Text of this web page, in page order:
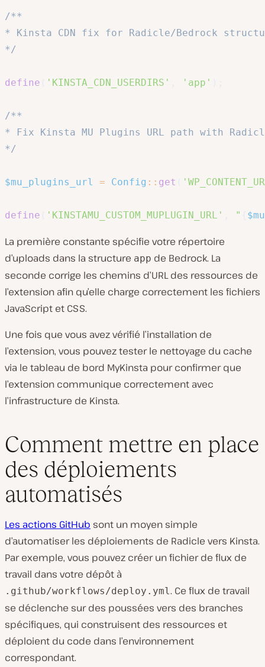
/**
* Kinsta CDN fix for Radicle/Bedrock
*/
define 'KINSTA_CDN_USERDIRS' 'app'
/**
* Fix Kinsta MU Plugins URL path with
*/
$mu_plugins_url = Config :: get
define 'KINSTAMU_CUSTOM_MUPLUGIN_URL' "
La première constante spécifie votre répertoire
d’uploads dans la structure app de Bedrock. La
seconde corrige les chemins d’URL des ressources de
l’extension afin qu’elle charge correctement les fichiers
JavaScript et CSS.
Une fois que vous avez vérifié l’installation de
l’extension, vous pouvez tester le nettoyage du cache
via le tableau de bord MyKinsta pour confirmer que
l’extension communique correctement avec
l’infrastructure de Kinsta.
Comment mettre en place
des déploiements
automatisés
Les actions GitHub sont un moyen simple
d’automatiser les déploiements de Radicle vers Kinsta.
Par exemple, vous pouvez créer un fichier de flux de
travail dans votre dépôt à
.github/workflows/deploy.yml . Ce flux de travail
se déclenche sur des poussées vers des branches
spécifiques, qui construisent des ressources et
déploient du code dans l’environnement
correspondant.